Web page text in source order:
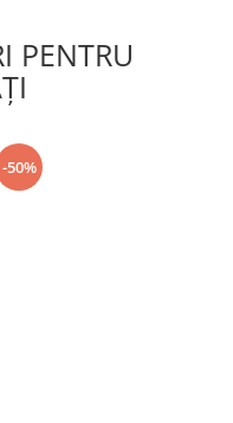
PENTRU
-50%